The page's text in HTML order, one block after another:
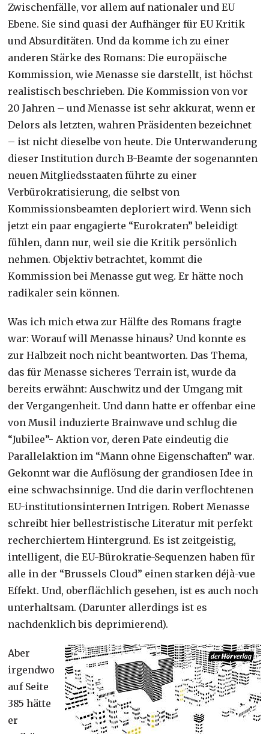
Zwischenfälle, vor allem auf nationaler und EU
Ebene. Sie sind quasi der Aufhänger für EU Kritik
und Absurditäten. Und da komme ich zu einer
anderen Stärke des Romans: Die europäische
Kommission, wie Menasse sie darstellt, ist höchst
realistisch beschrieben. Die Kommission von vor
20 Jahren – und Menasse ist sehr akkurat, wenn er
Delors als letzten, wahren Präsidenten bezeichnet
– ist nicht dieselbe von heute. Die Unterwanderung
dieser Institution durch B-Beamte der sogenannten
neuen Mitgliedsstaaten führte zu einer
Verbürokratisierung, die selbst von
Kommissionsbeamten deploriert wird. Wenn sich
jetzt ein paar engagierte “Eurokraten” beleidigt
fühlen, dann nur, weil sie die Kritik persönlich
nehmen. Objektiv betrachtet, kommt die
Kommission bei Menasse gut weg. Er hätte noch
radikaler sein können.
Was ich mich etwa zur Hälfte des Romans fragte
war: Worauf will Menasse hinaus? Und konnte es
zur Halbzeit noch nicht beantworten. Das Thema,
das für Menasse sicheres Terrain ist, wurde da
bereits erwähnt: Auschwitz und der Umgang mit
der Vergangenheit. Und dann hatte er offenbar eine
von Musil induzierte Brainwave und schlug die
“Jubilee”- Aktion vor, deren Pate eindeutig die
Parallelaktion im “Mann ohne Eigenschaften” war.
Gekonnt war die Auflösung der grandiosen Idee in
eine schwachsinnige. Und die darin verflochtenen
EU-institutionsinternen Intrigen. Robert Menasse
schreibt hier bellestristische Literatur mit perfekt
recherchiertem Hintergrund. Es ist zeitgeistig,
intelligent, die EU-Bürokratie-Sequenzen haben für
alle in der “Brussels Cloud” einen starken déjà-vue
Effekt. Und, oberflächlich gesehen, ist es auch noch
unterhaltsam. (Darunter allerdings ist es
nachdenklich bis deprimierend).
Aber
irgendwo
auf Seite
385 hätte
er